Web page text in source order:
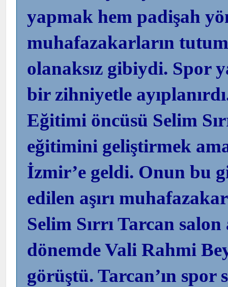
yapmak hem padişah
muhafazakarların
olanaksız gibiydi. Spor
bir zihniyetle
Eğitimi öncüsü Selim
eğitimini geliştirmek
İzmir’e geldi. Onun bu
edilen aşırı
Selim Sırrı Tarcan
dönemde Vali Rahmi
görüştü. Tarcan’ın spor